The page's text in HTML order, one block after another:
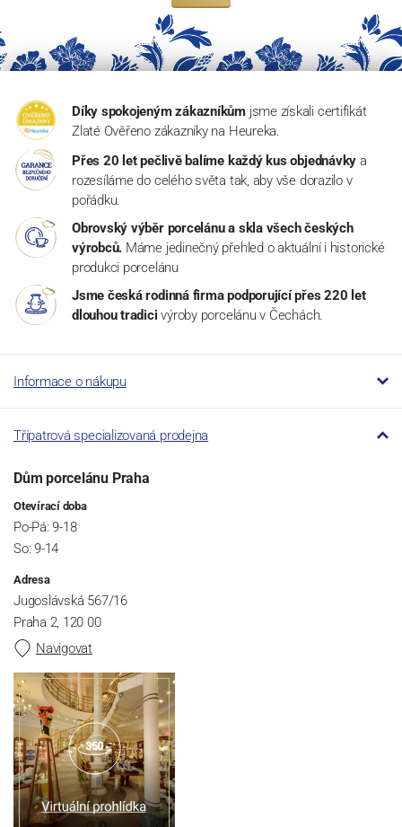
Díky spokojeným zákazníkům jsme získali certifikát
Zlaté Ověřeno zákazníky na Heureka.
Přes 20 let pečlivě balíme každý kus objednávky a
rozesíláme do celého světa tak, aby vše dorazilo v
pořádku.
Obrovský výběr porcelánu a skla všech českých
výrobců. Máme jedinečný přehled o aktuální i historické
produkci porcelánu
Jsme česká rodinná firma podporující přes 220 let
dlouhou tradici výroby porcelánu v Čechách.
Informace o nákupu
Třípatrová specializovaná prodejna
Dům porcelánu Praha
Otevírací doba
Po-Pá: 9-18
So: 9-14
Adresa
Jugoslávská 567/16
Praha 2, 120 00
Navigovat